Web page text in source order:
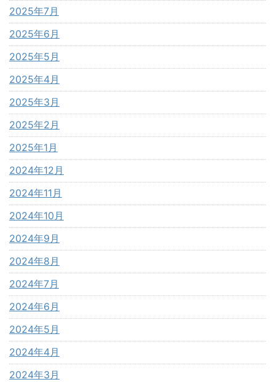
2025年7月
2025年6月
2025年5月
2025年4月
2025年3月
2025年2月
2025年1月
2024年12月
2024年11月
2024年10月
2024年9月
2024年8月
2024年7月
2024年6月
2024年5月
2024年4月
2024年3月